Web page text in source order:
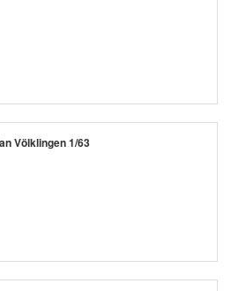
Völklingen 1/63